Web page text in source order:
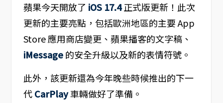
蘋果今天開放了 iOS 17.4正式版更新！此次
更新的主要亮點，包括歐洲地區的主要 App
Store 應用商店變更、蘋果播客的文字稿、
iMessage的安全升級以及新的表情符號。
此外，該更新還為今年晚些時候推出的下一
代CarPlay車輛做好了準備。